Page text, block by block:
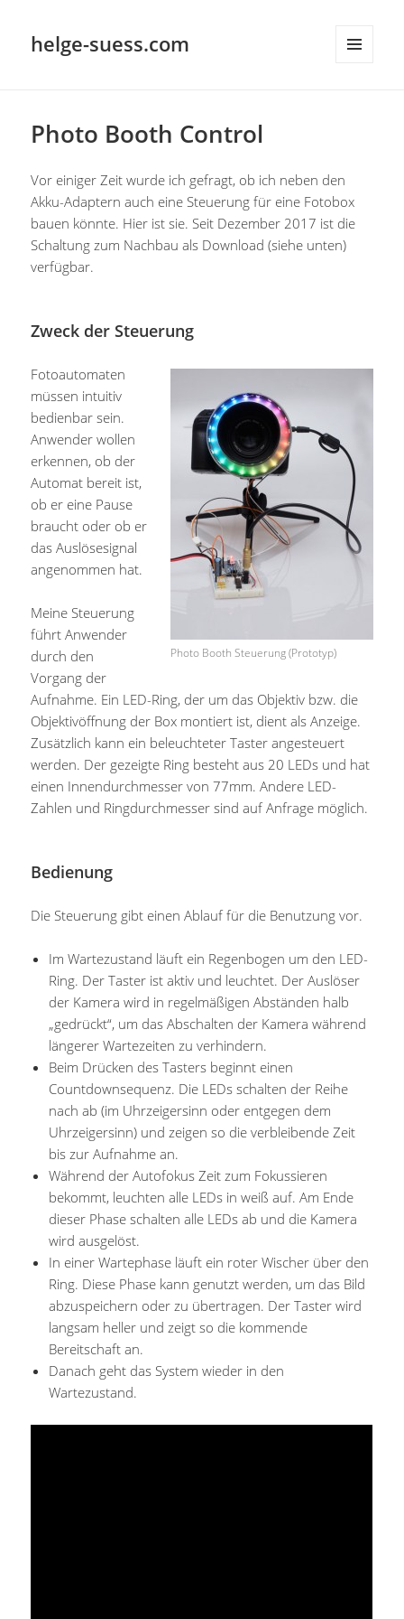
helge-suess.com
Photo Booth Control
Vor einiger Zeit wurde ich gefragt, ob ich neben den
Akku-Adaptern auch eine Steuerung für eine Fotobox
bauen könnte. Hier ist sie. Seit Dezember 2017 ist die
Schaltung zum Nachbau als Download (siehe unten)
verfügbar.
Zweck der Steuerung
Photo Booth Steuerung (Prototyp)
Fotoautomaten
müssen intuitiv
bedienbar sein.
Anwender wollen
erkennen, ob der
Automat bereit ist,
ob er eine Pause
braucht oder ob er
das Auslösesignal
angenommen hat.
Meine Steuerung
führt Anwender
durch den
Vorgang der
Aufnahme. Ein LED-Ring, der um das Objektiv bzw. die
Objektivöffnung der Box montiert ist, dient als Anzeige.
Zusätzlich kann ein beleuchteter Taster angesteuert
werden. Der gezeigte Ring besteht aus 20 LEDs und hat
einen Innendurchmesser von 77mm. Andere LED-
Zahlen und Ringdurchmesser sind auf Anfrage möglich.
Bedienung
Die Steuerung gibt einen Ablauf für die Benutzung vor.
Im Wartezustand läuft ein Regenbogen um den LED-
Ring. Der Taster ist aktiv und leuchtet. Der Auslöser
der Kamera wird in regelmäßigen Abständen halb
„gedrückt“, um das Abschalten der Kamera während
längerer Wartezeiten zu verhindern.
Beim Drücken des Tasters beginnt einen
Countdownsequenz. Die LEDs schalten der Reihe
nach ab (im Uhrzeigersinn oder entgegen dem
Uhrzeigersinn) und zeigen so die verbleibende Zeit
bis zur Aufnahme an.
Während der Autofokus Zeit zum Fokussieren
bekommt, leuchten alle LEDs in weiß auf. Am Ende
dieser Phase schalten alle LEDs ab und die Kamera
wird ausgelöst.
In einer Wartephase läuft ein roter Wischer über den
Ring. Diese Phase kann genutzt werden, um das Bild
abzuspeichern oder zu übertragen. Der Taster wird
langsam heller und zeigt so die kommende
Bereitschaft an.
Danach geht das System wieder in den
Wartezustand.